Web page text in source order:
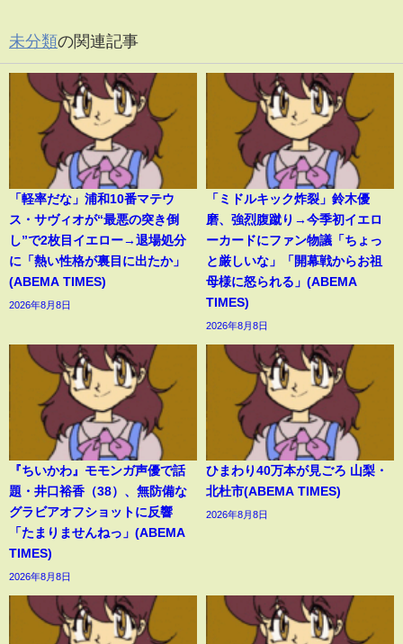
未分類の関連記事
「軽率だな」浦和10番マテウ
ス・サヴィオが“最悪の突き倒
し”で2枚目イエロー→退場処分
に「熱い性格が裏目に出たか」
(ABEMA TIMES)
2026年8月8日
「ミドルキック炸裂」鈴木優
磨、強烈腹蹴り→今季初イエロ
ーカードにファン物議「ちょっ
と厳しいな」「開幕戦からお祖
母様に怒られる」(ABEMA
TIMES)
2026年8月8日
『ちいかわ』モモンガ声優で話
題・井口裕香（38）、無防備な
グラビアオフショットに反響
「たまりませんねっ」(ABEMA
TIMES)
2026年8月8日
ひまわり40万本が見ごろ 山梨・
北杜市(ABEMA TIMES)
2026年8月8日